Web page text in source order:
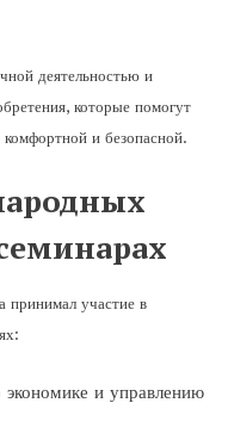
деятельностью и
которые помогут
и безопасной.
принимал участие в
и управлению